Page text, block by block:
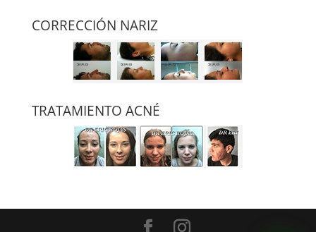
CORRECCIÓN NARIZ
TRATAMIENTO ACNÉ